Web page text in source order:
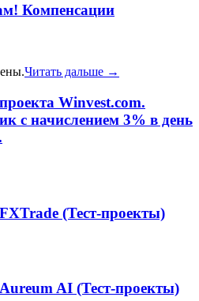
Компенсации
Читать дальше →
Winvest.com.
с начислением 3% в день
(Тест-проекты)
AI (Тест-проекты)